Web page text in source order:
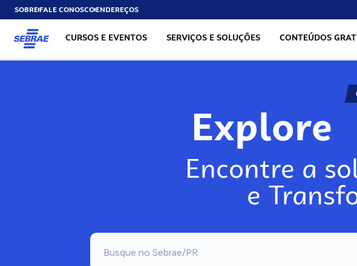
SOBREFALE CONOSCOENDEREÇOS
CURSOS E EVENTOS SERVIÇOS E SOLUÇÕES CONTEÚDOS
Explore
Encontre a
e